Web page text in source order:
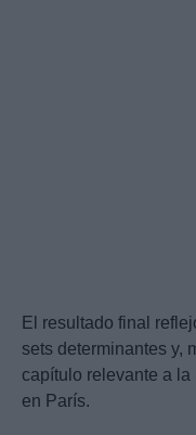
El resultado final
sets determinantes y,
capítulo relevante a la
en París.